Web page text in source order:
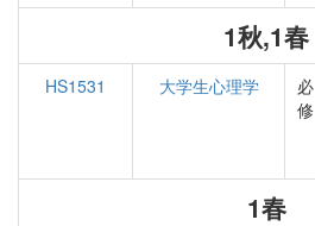
1秋,1春
HS1531 大学生心理学
必
修
1春